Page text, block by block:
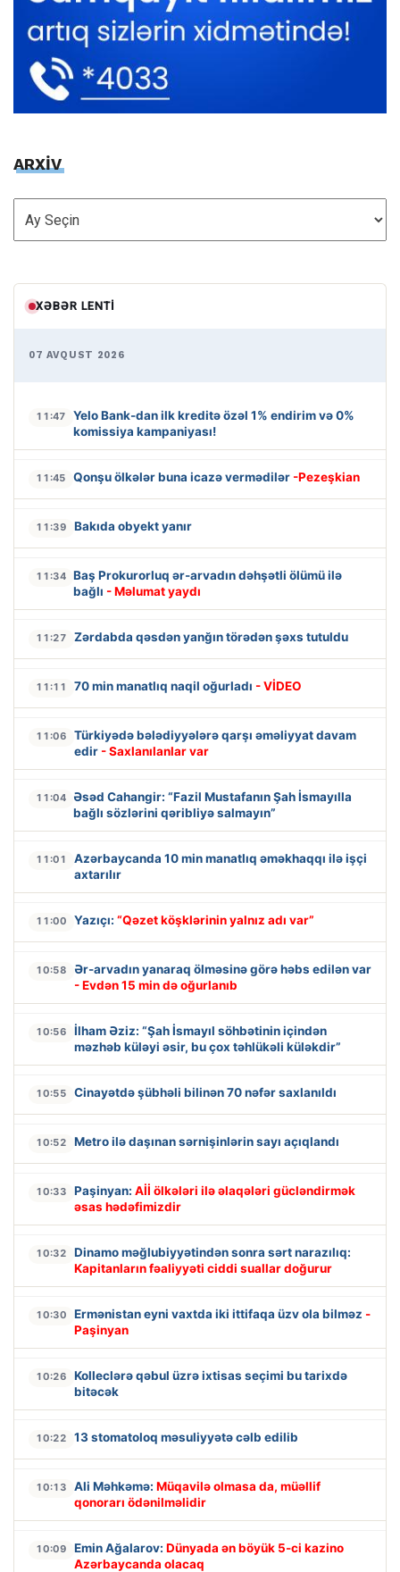
ARXİV
ARXİV
XƏBƏR LENTI
07 AVQUST 2026
11:47
Yelo Bank-dan ilk kreditə özəl 1% endirim və 0%
komissiya kampaniyası!
11:45 Qonşu ölkələr buna icazə vermədilər -Pezeşkian
11:39 Bakıda obyekt yanır
11:34 Baş Prokurorluq ər-arvadın dəhşətli ölümü ilə
bağlı - Məlumat yaydı
11:27 Zərdabda qəsdən yanğın törədən şəxs tutuldu
11:11 70 min manatlıq naqil oğurladı - VİDEO
11:06
Türkiyədə bələdiyyələrə qarşı əməliyyat davam
edir - Saxlanılanlar var
11:04
Əsəd Cahangir: “Fazil Mustafanın Şah İsmayılla
bağlı sözlərini qəribliyə salmayın”
11:01
Azərbaycanda 10 min manatlıq əməkhaqqı ilə işçi
axtarılır
11:00 Yazıçı: “Qəzet köşklərinin yalnız adı var”
10:58
Ər-arvadın yanaraq ölməsinə görə həbs edilən var
- Evdən 15 min də oğurlanıb
10:56
İlham Əziz: “Şah İsmayıl söhbətinin içindən
məzhəb küləyi əsir, bu çox təhlükəli küləkdir”
10:55 Cinayətdə şübhəli bilinən 70 nəfər saxlanıldı
10:52 Metro ilə daşınan sərnişinlərin sayı açıqlandı
10:33 Paşinyan: Aİİ ölkələri ilə əlaqələri gücləndirmək
əsas hədəfimizdir
10:32
Dinamo məğlubiyyətindən sonra sərt narazılıq:
Kapitanların fəaliyyəti ciddi suallar doğurur
10:30 Ermənistan eyni vaxtda iki ittifaqa üzv ola bilməz -
Paşinyan
10:26
Kolleclərə qəbul üzrə ixtisas seçimi bu tarixdə
bitəcək
10:22 13 stomatoloq məsuliyyətə cəlb edilib
10:13 Ali Məhkəmə: Müqavilə olmasa da, müəllif
qonorarı ödənilməlidir
10:09 Emin Ağalarov: Dünyada ən böyük 5-ci kazino
Azərbaycanda olacaq